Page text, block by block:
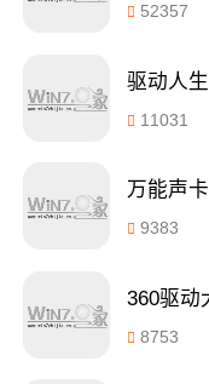
52357
驱动人
11031
万能声
9383
360驱动
8753